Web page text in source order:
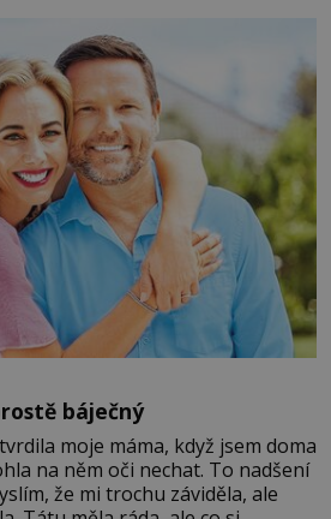
a přinést do svého života
důležité
báječný
moje máma, když jsem doma
na něm oči nechat. To nadšení
že mi trochu záviděla, ale